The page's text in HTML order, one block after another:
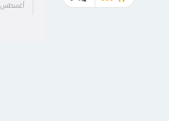
أغسطس 20, 2020